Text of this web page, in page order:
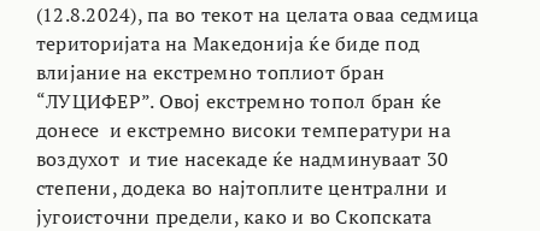
(12.8.2024), па во текот на целата оваа седмица
територијата на Македонија ќе биде под
влијание на екстремно топлиот бран
“ЛУЦИФЕР”. Овој екстремно топол бран ќе
донесе и екстремно високи температури на
воздухот и тие насекаде ќе надминуваат 30
степени, додека во најтоплите централни и
југоисточни предели, како и во Скопската